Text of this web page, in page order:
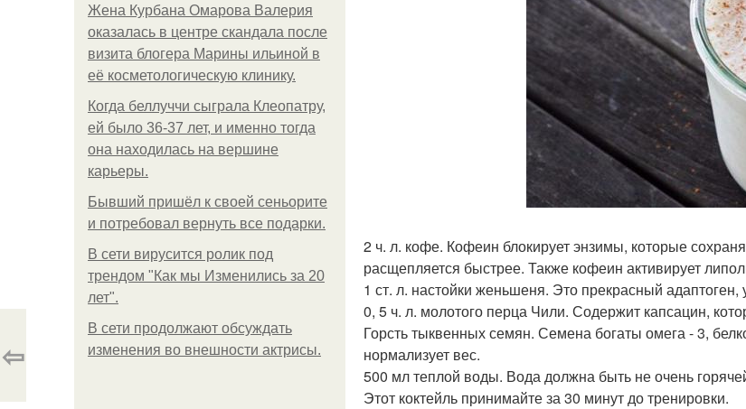
Жена Курбана Омарова Валерия
оказалась в центре скандала после
визита блогера Марины ильиной в
её косметологическую клинику.
Когда беллуччи сыграла Клеопатру,
ей было 36-37 лет, и именно тогда
она находилась на вершине
карьеры.
Бывший пришёл к своей сеньорите
и потребовал вернуть все подарки.
В сети вирусится ролик под
трендом "Как мы Изменились за 20
лет".
В сети продолжают обсуждать
изменения во внешности актрисы.
2 ч. л. кофе. Кофеин блокирует энзимы, которые
расщепляется быстрее. Также кофеин активирует
1 ст. л. настойки женьшеня. Это прекрасный
0, 5 ч. л. молотого перца Чили. Содержит капсацин,
Горсть тыквенных семян. Семена богаты омега - 3,
нормализует вес.
500 мл теплой воды. Вода должна быть не очень
Этот коктейль принимайте за 30 минут до тренировки.
⇦